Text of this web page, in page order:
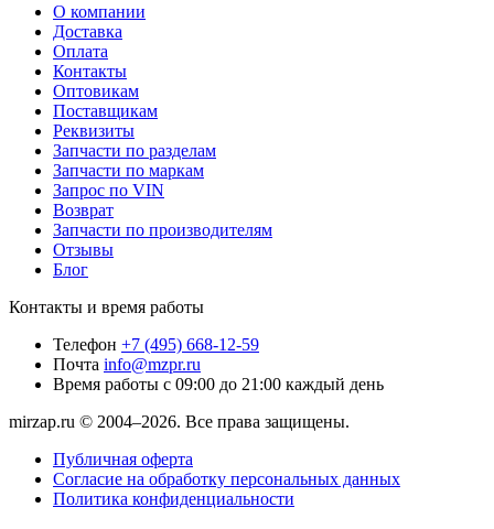
О компании
Доставка
Оплата
Контакты
Оптовикам
Поставщикам
Реквизиты
Запчасти по разделам
Запчасти по маркам
Запрос по VIN
Возврат
Запчасти по производителям
Отзывы
Блог
Контакты и время работы
Телефон +7 (495) 668-12-59
Почта info@mzpr.ru
Время работы с 09:00 до 21:00 каждый день
mirzap.ru © 2004–2026. Все права защищены.
Публичная оферта
Согласие на обработку персональных данных
Политика конфиденциальности